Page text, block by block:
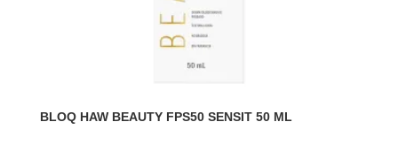
BLOQ HAW BEAUTY FPS50 SENSIT 50 ML